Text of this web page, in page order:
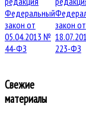
Свежие
материалы